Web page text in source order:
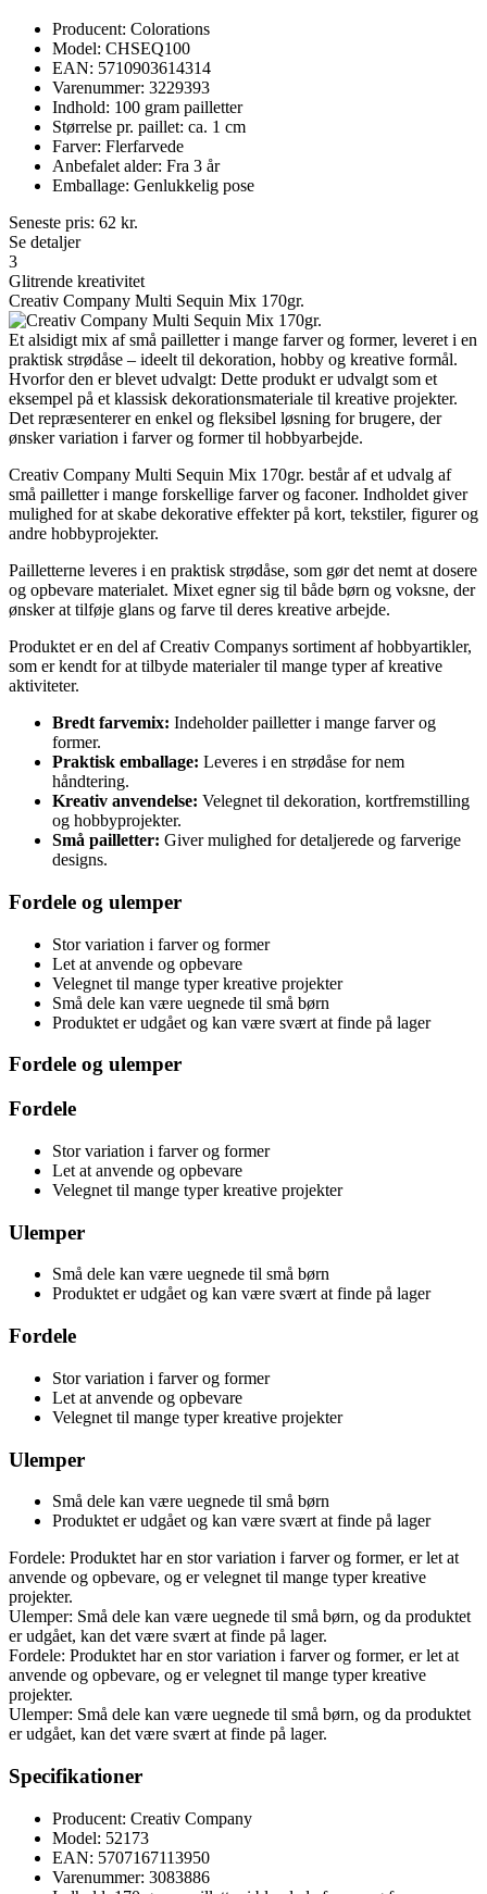
Producent: Colorations
Model: CHSEQ100
EAN: 5710903614314
Varenummer: 3229393
Indhold: 100 gram pailletter
Størrelse pr. paillet: ca. 1 cm
Farver: Flerfarvede
Anbefalet alder: Fra 3 år
Emballage: Genlukkelig pose
Seneste pris: 62 kr.
Se detaljer
3
Glitrende kreativitet
Creativ Company Multi Sequin Mix 170gr.
Et alsidigt mix af små pailletter i mange farver og former, leveret i en
praktisk strødåse – ideelt til dekoration, hobby og kreative formål.
Hvorfor den er blevet udvalgt: Dette produkt er udvalgt som et
eksempel på et klassisk dekorationsmateriale til kreative projekter.
Det repræsenterer en enkel og fleksibel løsning for brugere, der
ønsker variation i farver og former til hobbyarbejde.
Creativ Company Multi Sequin Mix 170gr. består af et udvalg af
små pailletter i mange forskellige farver og faconer. Indholdet giver
mulighed for at skabe dekorative effekter på kort, tekstiler, figurer og
andre hobbyprojekter.
Pailletterne leveres i en praktisk strødåse, som gør det nemt at dosere
og opbevare materialet. Mixet egner sig til både børn og voksne, der
ønsker at tilføje glans og farve til deres kreative arbejde.
Produktet er en del af Creativ Companys sortiment af hobbyartikler,
som er kendt for at tilbyde materialer til mange typer af kreative
aktiviteter.
Bredt farvemix: Indeholder pailletter i mange farver og
former.
Praktisk emballage: Leveres i en strødåse for nem
håndtering.
Kreativ anvendelse: Velegnet til dekoration, kortfremstilling
og hobbyprojekter.
Små pailletter: Giver mulighed for detaljerede og farverige
designs.
Fordele og ulemper
Stor variation i farver og former
Let at anvende og opbevare
Velegnet til mange typer kreative projekter
Små dele kan være uegnede til små børn
Produktet er udgået og kan være svært at finde på lager
Fordele og ulemper
Fordele
Stor variation i farver og former
Let at anvende og opbevare
Velegnet til mange typer kreative projekter
Ulemper
Små dele kan være uegnede til små børn
Produktet er udgået og kan være svært at finde på lager
Fordele
Stor variation i farver og former
Let at anvende og opbevare
Velegnet til mange typer kreative projekter
Ulemper
Små dele kan være uegnede til små børn
Produktet er udgået og kan være svært at finde på lager
Fordele: Produktet har en stor variation i farver og former, er let at
anvende og opbevare, og er velegnet til mange typer kreative
projekter.
Ulemper: Små dele kan være uegnede til små børn, og da produktet
er udgået, kan det være svært at finde på lager.
Fordele: Produktet har en stor variation i farver og former, er let at
anvende og opbevare, og er velegnet til mange typer kreative
projekter.
Ulemper: Små dele kan være uegnede til små børn, og da produktet
er udgået, kan det være svært at finde på lager.
Specifikationer
Producent: Creativ Company
Model: 52173
EAN: 5707167113950
Varenummer: 3083886